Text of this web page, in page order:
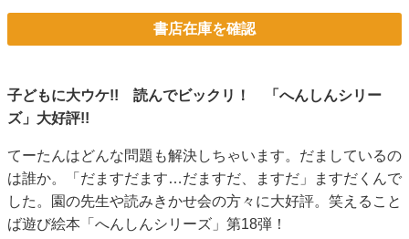
書店在庫を確認
子どもに大ウケ!! 読んでビックリ！ 「へんしんシリー
ズ」大好評!!
てーたんはどんな問題も解決しちゃいます。だましているの
は誰か。「だますだます…だますだ、ますだ」ますだくんで
した。園の先生や読みきかせ会の方々に大好評。笑えること
ば遊び絵本「へんしんシリーズ」第18弾！